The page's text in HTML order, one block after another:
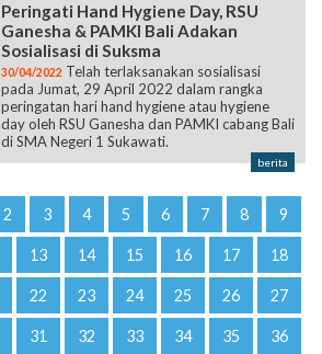
Peringati Hand Hygiene Day, RSU
Ganesha & PAMKI Bali Adakan
Sosialisasi di Suksma
30/04/2022 Telah terlaksanakan sosialisasi
pada Jumat, 29 April 2022 dalam rangka
peringatan hari hand hygiene atau hygiene
day oleh RSU Ganesha dan PAMKI cabang Bali
di SMA Negeri 1 Sukawati.
berita
2 3 4 5 6 7 8 9
13 14 15 16 17 18
22 23 24 25 26 27
31 32 33 34 35 36